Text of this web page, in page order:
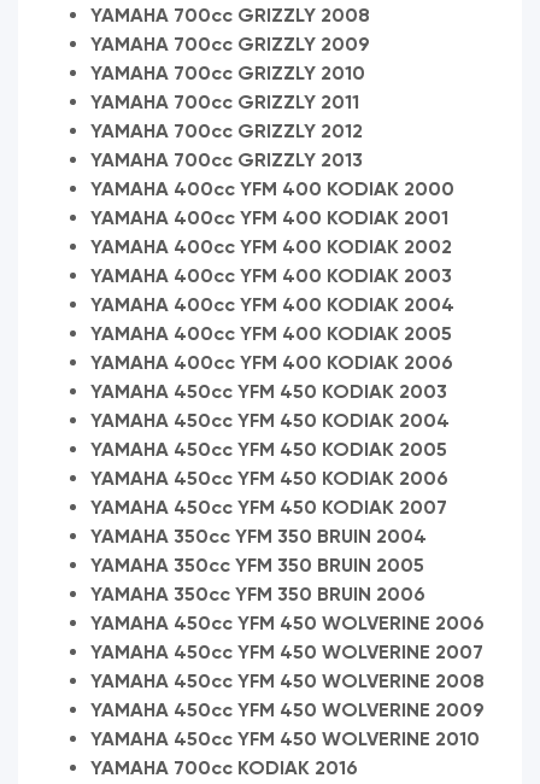
YAMAHA 700cc GRIZZLY 2008
YAMAHA 700cc GRIZZLY 2009
YAMAHA 700cc GRIZZLY 2010
YAMAHA 700cc GRIZZLY 2011
YAMAHA 700cc GRIZZLY 2012
YAMAHA 700cc GRIZZLY 2013
YAMAHA 400cc YFM 400 KODIAK 2000
YAMAHA 400cc YFM 400 KODIAK 2001
YAMAHA 400cc YFM 400 KODIAK 2002
YAMAHA 400cc YFM 400 KODIAK 2003
YAMAHA 400cc YFM 400 KODIAK 2004
YAMAHA 400cc YFM 400 KODIAK 2005
YAMAHA 400cc YFM 400 KODIAK 2006
YAMAHA 450cc YFM 450 KODIAK 2003
YAMAHA 450cc YFM 450 KODIAK 2004
YAMAHA 450cc YFM 450 KODIAK 2005
YAMAHA 450cc YFM 450 KODIAK 2006
YAMAHA 450cc YFM 450 KODIAK 2007
YAMAHA 350cc YFM 350 BRUIN 2004
YAMAHA 350cc YFM 350 BRUIN 2005
YAMAHA 350cc YFM 350 BRUIN 2006
YAMAHA 450cc YFM 450 WOLVERINE 2006
YAMAHA 450cc YFM 450 WOLVERINE 2007
YAMAHA 450cc YFM 450 WOLVERINE 2008
YAMAHA 450cc YFM 450 WOLVERINE 2009
YAMAHA 450cc YFM 450 WOLVERINE 2010
YAMAHA 700cc KODIAK 2016